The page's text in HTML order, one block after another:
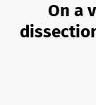
On a